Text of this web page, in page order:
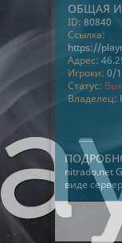
ОБЩАЯ
ID: 80840
Ссылка:
https://
Адрес:
Игроки: 0/
Статус:
Владелец:
nitrado.net
виде